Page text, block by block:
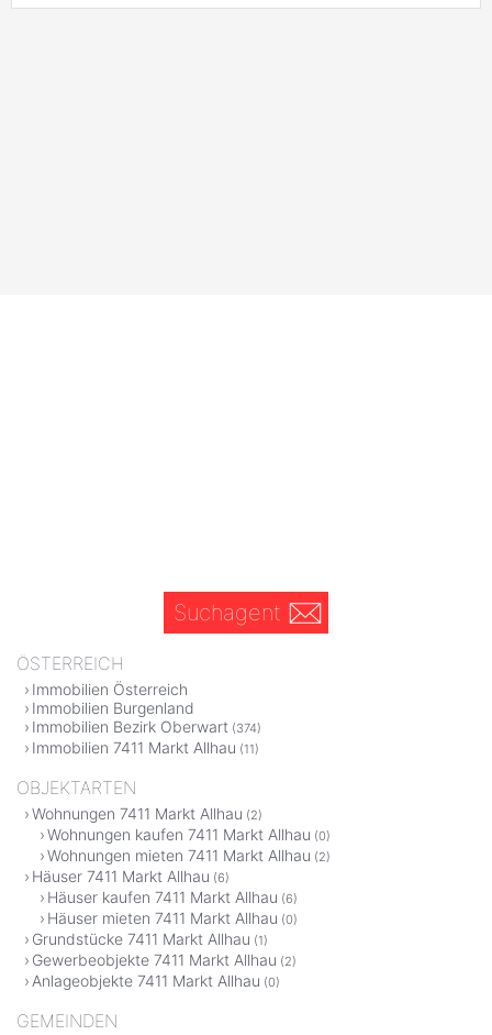
Suchagent
ÖSTERREICH
Immobilien Österreich
Immobilien Burgenland
Immobilien Bezirk Oberwart (374)
Immobilien 7411 Markt Allhau (11)
OBJEKTARTEN
Wohnungen 7411 Markt Allhau (2)
Wohnungen kaufen 7411 Markt Allhau (0)
Wohnungen mieten 7411 Markt Allhau (2)
Häuser 7411 Markt Allhau (6)
Häuser kaufen 7411 Markt Allhau (6)
Häuser mieten 7411 Markt Allhau (0)
Grundstücke 7411 Markt Allhau (1)
Gewerbeobjekte 7411 Markt Allhau (2)
Anlageobjekte 7411 Markt Allhau (0)
GEMEINDEN